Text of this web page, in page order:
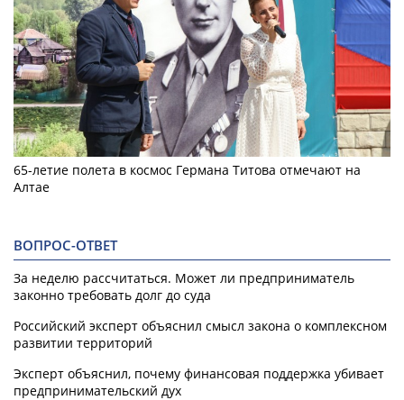
65-летие полета в космос Германа Титова отмечают на
Алтае
ВОПРОС-ОТВЕТ
За неделю рассчитаться. Может ли предприниматель
законно требовать долг до суда
Российский эксперт объяснил смысл закона о комплексном
развитии территорий
Эксперт объяснил, почему финансовая поддержка убивает
предпринимательский дух